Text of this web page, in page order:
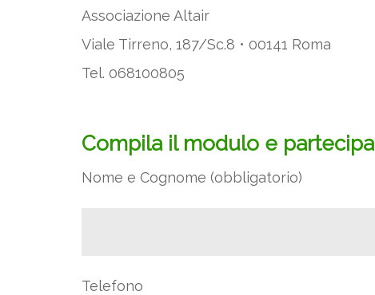
Associazione Altair
Viale Tirreno, 187/Sc.8 • 00141 Roma
Tel. 068100805
Compila il modulo e partecipa
Nome e Cognome (obbligatorio)
Telefono